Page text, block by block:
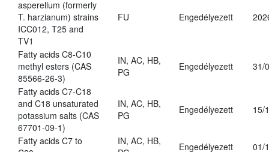
asperellum (formerly
T. harzianum) strains
ICC012, T25 and
TV1
FU Engedélyezett
Fatty acids C8-C10
methyl esters (CAS
85566-26-3)
IN, AC, HB,
PG
Engedélyezett 31/
Fatty acids C7-C18
and C18 unsaturated
potassium salts (CAS
67701-09-1)
IN, AC, HB,
PG
Engedélyezett 15/
Fatty acids C7 to
IN, AC, HB,
Engedélyezett
01/